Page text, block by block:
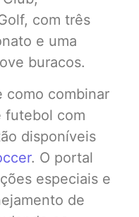
com três
e uma
buracos.
como combinar
futebol com
disponíveis
. O portal
especiais e
de